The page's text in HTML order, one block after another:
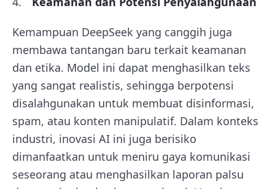
Kemampuan DeepSeek yang canggih juga
membawa tantangan baru terkait keamanan
dan etika. Model ini dapat menghasilkan teks
yang sangat realistis, sehingga berpotensi
disalahgunakan untuk membuat disinformasi,
spam, atau konten manipulatif. Dalam konteks
industri, inovasi AI ini juga berisiko
dimanfaatkan untuk meniru gaya komunikasi
seseorang atau menghasilkan laporan palsu